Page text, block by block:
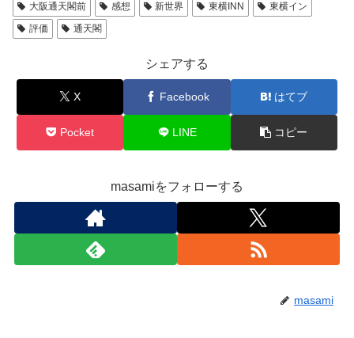
大阪通天閣前
感想 新世界 東横INN
東横イン
評価
通天閣
シェアする
X Facebook はてブ
Pocket LINE コピー
masamiをフォローする
masami